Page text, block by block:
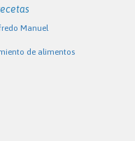
Manuel
de alimentos